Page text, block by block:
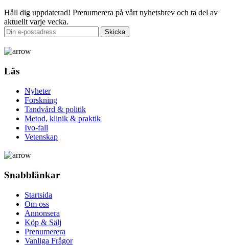
Håll dig uppdaterad! Prenumerera på vårt nyhetsbrev och ta del av
aktuellt varje vecka.
Läs
Nyheter
Forskning
Tandvård & politik
Metod, klinik & praktik
Ivo-fall
Vetenskap
Snabblänkar
Startsida
Om oss
Annonsera
Köp & Sälj
Prenumerera
Vanliga Frågor